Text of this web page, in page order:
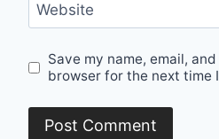
Website
Save my name, email,
browser for the next time